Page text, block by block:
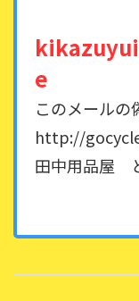
e
このメールの
http://
田中用品屋